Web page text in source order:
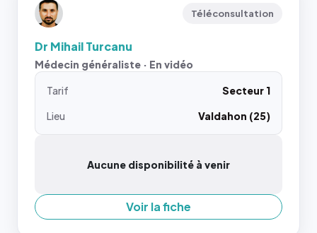
Téléconsultation
Dr Mihail Turcanu
Médecin généraliste · En vidéo
Tarif
Secteur 1
Lieu
Valdahon (25)
Aucune disponibilité à venir
Voir la fiche